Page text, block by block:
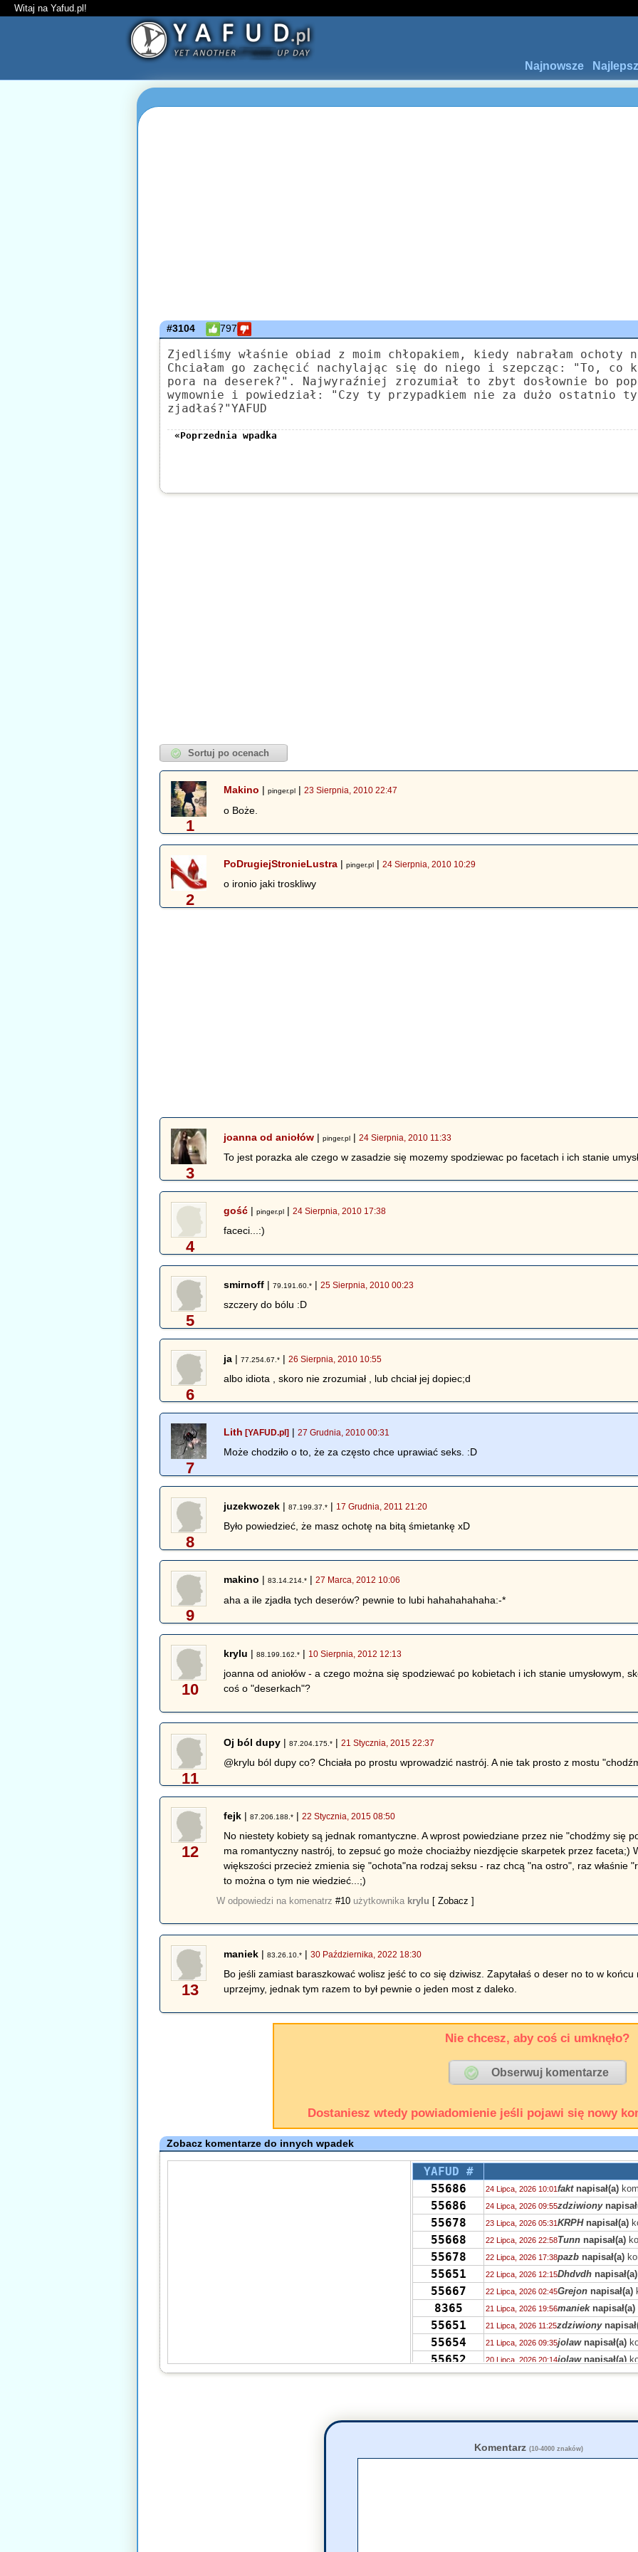
Witaj na Yafud.pl!
Najnowsze
#3104 797
Zjedliśmy właśnie obiad z moim chłopakiem, kiedy nabrałam ochoty
Chciałam go zachęcić nachylając się do niego i szepcząc: "To, co
pora na deserek?". Najwyraźniej zrozumiał to zbyt dosłownie bo
wymownie i powiedział: "Czy ty przypadkiem nie za dużo ostatnio
zjadłaś?"YAFUD
«Poprzednia wpadka
1
Makino |pinger.pl |23 Sierpnia, 2010 22:47
o Boże.
2
PoDrugiejStronieLustra |pinger.pl |24 Sierpnia, 2010 10:29
o ironio jaki troskliwy
3
joanna od aniołów |pinger.pl |24 Sierpnia, 2010 11:33
To jest porazka ale czego w zasadzie się mozemy spodziewac po facetach i ich stanie
4
gość |pinger.pl |24 Sierpnia, 2010 17:38
faceci...:)
5
smirnoff |79.191.60.* |25 Sierpnia, 2010 00:23
szczery do bólu :D
6
ja |77.254.67.* |26 Sierpnia, 2010 10:55
albo idiota , skoro nie zrozumiał , lub chciał jej dopiec;d
7
Lith [YAFUD.pl] |27 Grudnia, 2010 00:31
Może chodziło o to, że za często chce uprawiać seks. :D
8
juzekwozek |87.199.37.* | 17 Grudnia, 2011 21:20
Było powiedzieć, że masz ochotę na bitą śmietankę xD
9
makino |83.14.214.* |27 Marca, 2012 10:06
aha a ile zjadła tych deserów? pewnie to lubi hahahahahaha:-*
10
krylu |88.199.162.* | 10 Sierpnia, 2012 12:13
joanna od aniołów - a czego można się spodziewać po kobietach i ich stanie umysłowym,
coś o "deserkach"?
11
Oj ból dupy |87.204.175.* |21 Stycznia, 2015 22:37
@krylu ból dupy co? Chciała po prostu wprowadzić nastrój. A nie tak prosto z mostu
12
fejk |87.206.188.* |22 Stycznia, 2015 08:50
No niestety kobiety są jednak romantyczne. A wprost powiedziane przez nie "chodźmy się
ma romantyczny nastrój, to zepsuć go może chociażby niezdjęcie skarpetek przez
większości przecież zmienia się "ochota"na rodzaj seksu - raz chcą "na ostro", raz właśnie
to można o tym nie wiedzieć...;)
W odpowiedzi na komenatrz#10 użytkownika krylu [ Zobacz ]
13
maniek |83.26.10.* |30 Października, 2022 18:30
Bo jeśli zamiast baraszkować wolisz jeść to co się dziwisz. Zapytałaś o deser no to w końcu
uprzejmy, jednak tym razem to był pewnie o jeden most z daleko.
Nie chcesz, aby coś ci umknęło?
Dostaniesz wtedy powiadomienie jeśli pojawi się nowy
Zobacz komentarze do innych wpadek
YAFUD #
55686
24 Lipca, 2026 10:01faktnapisał(a)
55686 24 Lipca, 2026 09:55zdziwiony
55678 23 Lipca, 2026 05:31KRPHnapisał(a)
55668 22 Lipca, 2026 22:58Tunn napisał(a)
55678 22 Lipca, 2026 17:38pazb napisał(a)
55651 22 Lipca, 2026 12:15Dhdvdh napisał(a)
55667 22 Lipca, 2026 02:45Grejon napisał(a)
8365 21 Lipca, 2026 19:56manieknapisał(a)
55651 21 Lipca, 2026 11:25zdziwiony
55654 21 Lipca, 2026 09:35jolawnapisał(a)
55652 20 Lipca, 2026 20:14jolawnapisał(a)
55652 20 Lipca, 2026 12:52zdziwiony
19 Lipca, 2026 12:38 faktnapisał(a)
55618 faktnapisał(a)
Komentarz (10-4000 znaków)